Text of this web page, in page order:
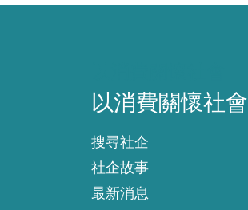
以消費關懷社會
搜尋社企
社企故事
最新消息